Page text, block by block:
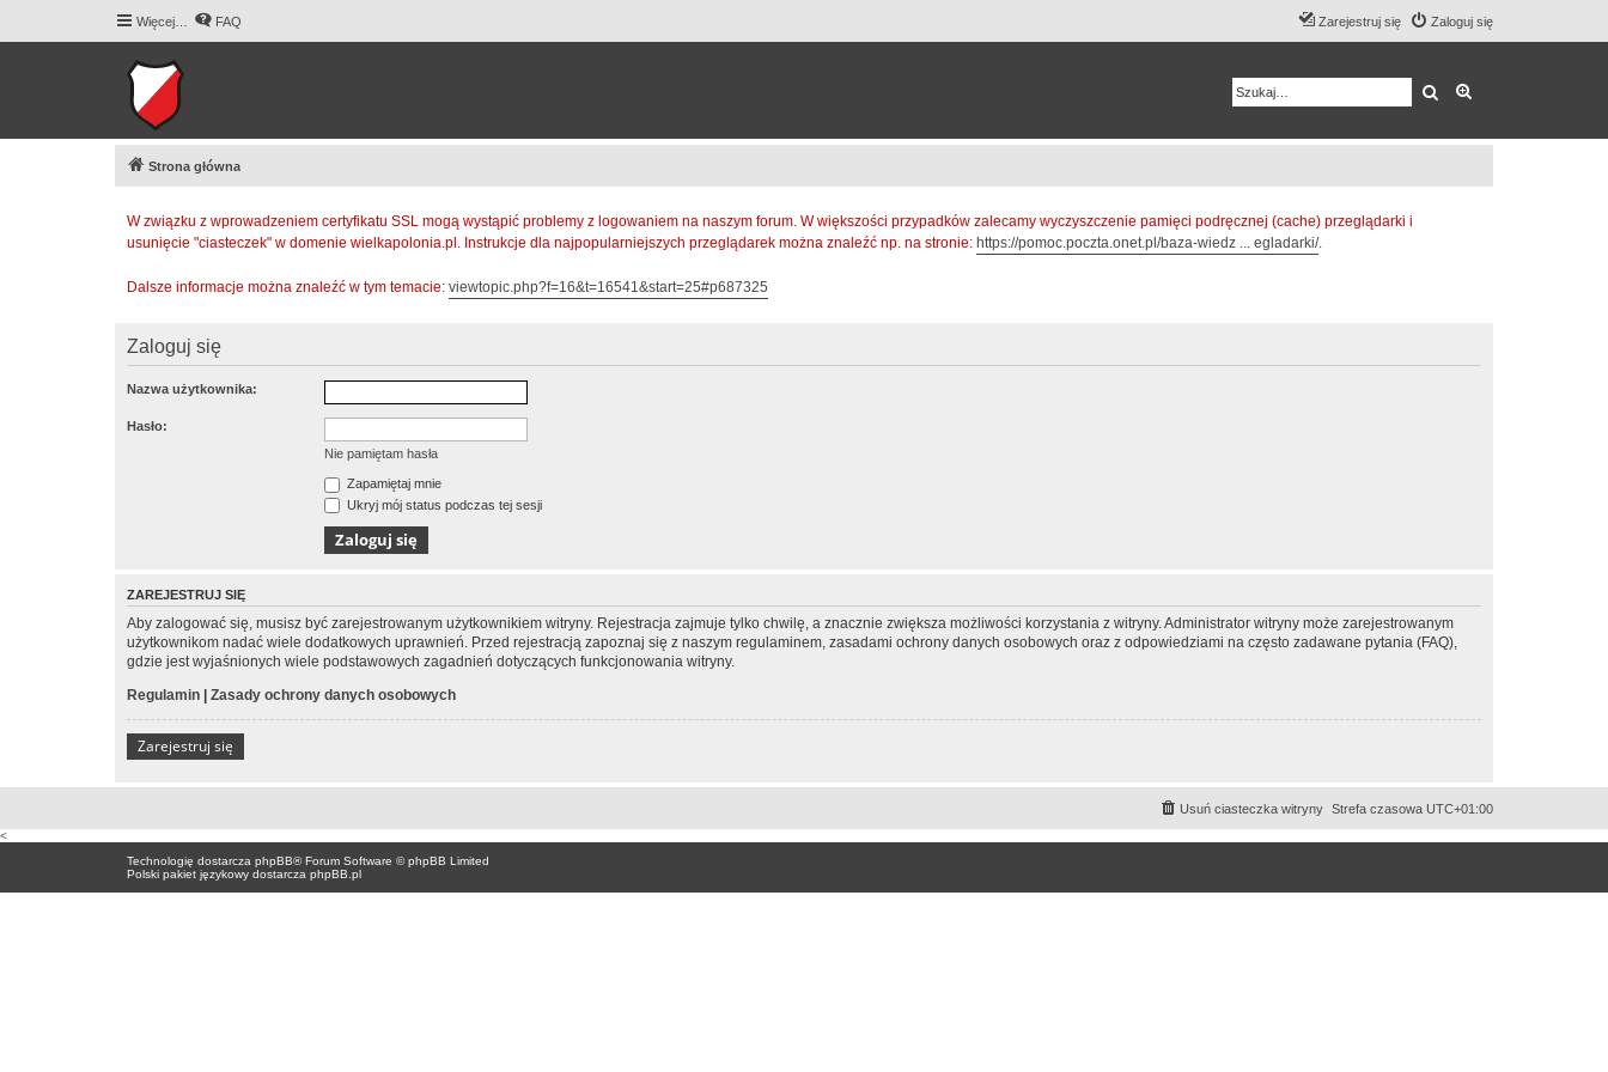
Więcej… FAQ Zaloguj się
Zarejestruj się
Szukaj
Strona główna
W związku z wprowadzeniem certyfikatu SSL mogą wystąpić problemy z logowaniem na naszym forum. W większości przypadków zalecamy wyczyszczenie pamięci podręcznej (cache) przeglądarki i
usunięcie "ciasteczek" w domenie wielkapolonia.pl. Instrukcje dla najpopularniejszych przeglądarek można znaleźć np. na stronie: https://pomoc.poczta.onet.pl/baza-wiedz ... egladarki/.
Dalsze informacje można znaleźć w tym temacie: viewtopic.php?f=16&t=16541&start=25#p687325
Zaloguj się
Nazwa użytkownika:
Hasło:
Nie pamiętam hasła
Zapamiętaj mnie
Ukryj mój status podczas tej sesji
ZAREJESTRUJ SIĘ
Aby zalogować się, musisz być zarejestrowanym użytkownikiem witryny. Rejestracja zajmuje tylko chwilę, a znacznie zwiększa możliwości korzystania z witryny. Administrator witryny może zarejestrowanym
użytkownikom nadać wiele dodatkowych uprawnień. Przed rejestracją zapoznaj się z naszym regulaminem, zasadami ochrony danych osobowych oraz z odpowiedziami na często zadawane pytania (FAQ),
gdzie jest wyjaśnionych wiele podstawowych zagadnień dotyczących funkcjonowania witryny.
Regulamin | Zasady ochrony danych osobowych
Zarejestruj się
Strefa czasowa UTC+01:00
Usuń ciasteczka witryny
<
Technologię dostarcza phpBB® Forum Software © phpBB Limited
Polski pakiet językowy dostarcza phpBB.pl